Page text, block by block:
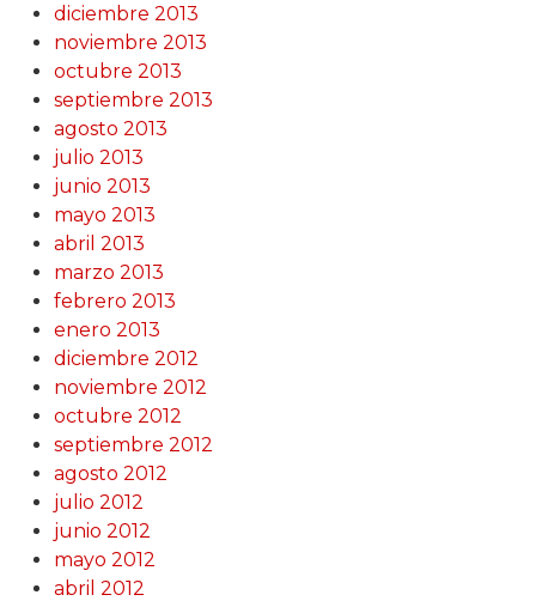
diciembre 2013
noviembre 2013
octubre 2013
septiembre 2013
agosto 2013
julio 2013
junio 2013
mayo 2013
abril 2013
marzo 2013
febrero 2013
enero 2013
diciembre 2012
noviembre 2012
octubre 2012
septiembre 2012
agosto 2012
julio 2012
junio 2012
mayo 2012
abril 2012